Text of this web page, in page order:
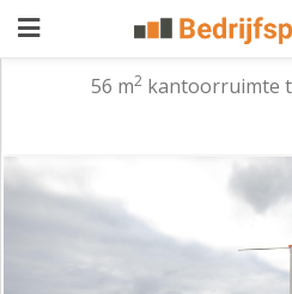
aanbieden
Pand
Waarom
56 m2 kantoorruimte